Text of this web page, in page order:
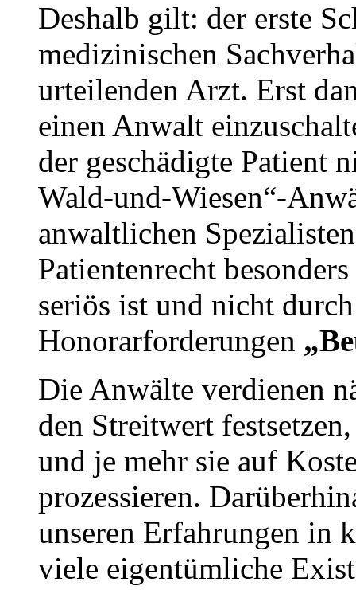
Deshalb gilt: der erste
medizinischen
urteilenden Arzt. Erst
einen Anwalt
der geschädigte Patient
Wald-und-Wiesen“-
anwaltlichen
Patientenrecht
seriös ist und nicht
Honorarforderungen
Die Anwälte verdienen
den Streitwert
und je mehr sie auf
prozessieren.
unseren Erfahrungen in
viele eigentümliche